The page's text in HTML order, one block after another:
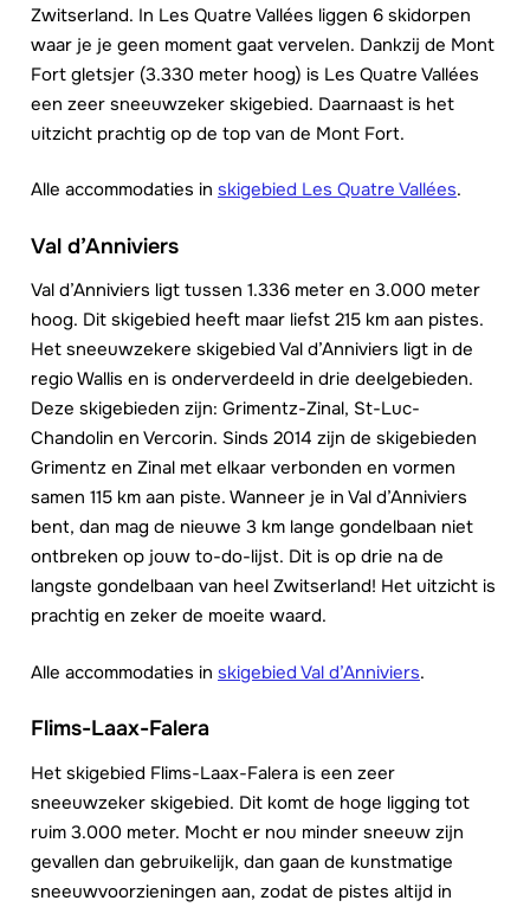
Zwitserland. In Les Quatre Vallées liggen 6 skidorpen
waar je je geen moment gaat vervelen. Dankzij de Mont
Fort gletsjer (3.330 meter hoog) is Les Quatre Vallées
een zeer sneeuwzeker skigebied. Daarnaast is het
uitzicht prachtig op de top van de Mont Fort.
Alle accommodaties in skigebied Les Quatre Vallées.
Val d’Anniviers
Val d’Anniviers ligt tussen 1.336 meter en 3.000 meter
hoog. Dit skigebied heeft maar liefst 215 km aan pistes.
Het sneeuwzekere skigebied Val d’Anniviers ligt in de
regio Wallis en is onderverdeeld in drie deelgebieden.
Deze skigebieden zijn: Grimentz-Zinal, St-Luc-
Chandolin en Vercorin. Sinds 2014 zijn de skigebieden
Grimentz en Zinal met elkaar verbonden en vormen
samen 115 km aan piste. Wanneer je in Val d’Anniviers
bent, dan mag de nieuwe 3 km lange gondelbaan niet
ontbreken op jouw to-do-lijst. Dit is op drie na de
langste gondelbaan van heel Zwitserland! Het uitzicht is
prachtig en zeker de moeite waard.
Alle accommodaties in skigebied Val d’Anniviers.
Flims-Laax-Falera
Het skigebied Flims-Laax-Falera is een zeer
sneeuwzeker skigebied. Dit komt de hoge ligging tot
ruim 3.000 meter. Mocht er nou minder sneeuw zijn
gevallen dan gebruikelijk, dan gaan de kunstmatige
sneeuwvoorzieningen aan, zodat de pistes altijd in